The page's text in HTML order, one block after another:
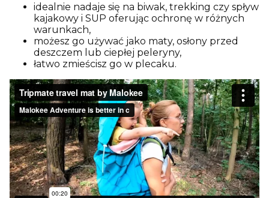
idealnie nadaje się na biwak, trekking czy spływ
kajakowy i SUP oferując ochronę w różnych
warunkach,
możesz go używać jako maty, osłony przed
deszczem lub ciepłej peleryny,
łatwo zmieścisz go w plecaku.